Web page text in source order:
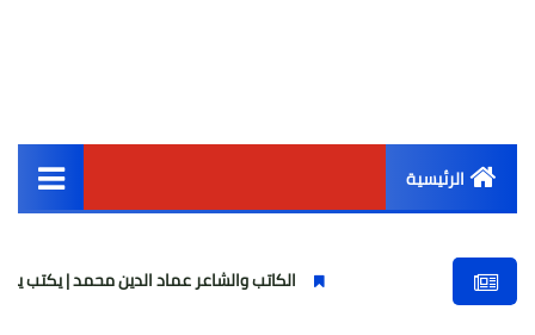
الرئيسية
أخبار مصر
الكاتب والشاعر عماد الدين محمد | يكتب يوميات شاعر